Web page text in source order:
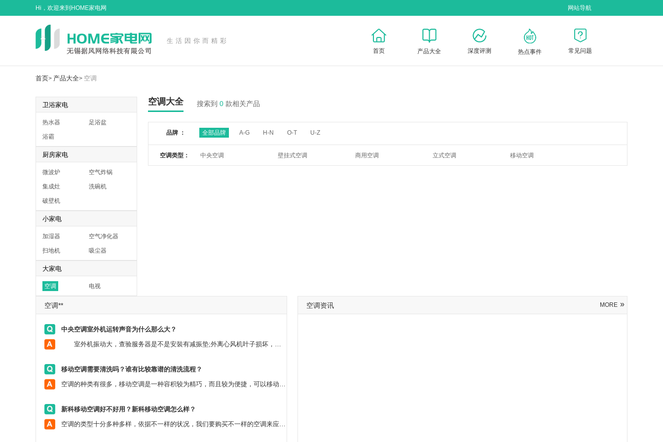
Hi，欢迎来到HOME家电网 网站导航
生活因你而精彩
首页 产品大全 深度评测 热点事件 常见问题
首页> 产品大全> 空调
卫浴家电
热水器 足浴盆
浴霸
厨房家电
微波炉 空气炸锅
集成灶 洗碗机
破壁机
小家电
加湿器 空气净化器
扫地机 吸尘器
大家电
空调 电视
空调大全 搜索到 0 款相关产品
品牌 ： 全部品牌 A-G H-N O-T U-Z
空调类型： 中央空调 壁挂式空调 商用空调 立式空调 移动空调
空调**
中央空调室外机运转声音为什么那么大？
室外机振动大，查验服务器是不是安裝有减振垫;外离心风机叶子损坏，转动不平衡;离心风机毁坏，本身造成噪声;机壳没装好，查验螺钉是否有少，管路与管路中间，管路与机壳中间是否有撞击和磨擦。
移动空调需要清洗吗？谁有比较靠谱的清洗流程？
空调的种类有很多，移动空调是一种容积较为精巧，而且较为便捷，可以移动的空调商品，它的应用实际效果也是较为非常好的。而假如要清理移动空调得话，首先要把移动空调的滤网取下清理整洁，随后要把空调的內外都清洗整洁，再把过滤网装回来就可以了。
新科移动空调好不好用？新科移动空调怎么样？
空调的类型十分多种多样，依据不一样的状况，我们要购买不一样的空调来应用，那样才可以做到比较好是的实际效果。新的移动空调是一款十分非常好的商品，它的容积精巧，而且可以适用多种多样自然环境，不容易占有过多的室内空间，而且能产生非常好的致冷实际效果，价钱还不贵。
空调资讯 MORE »